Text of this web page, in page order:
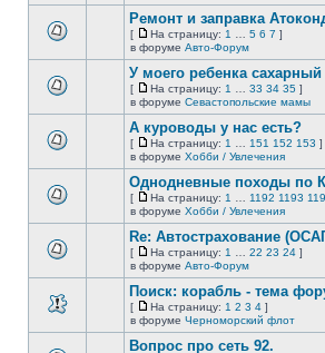
непрочитанных
сообщений.
непрочитанных
сообщений.
этой
непрочитанных
Ремонт и заправка
[
На
страницу
На страницу: 1 5 6 7 ]
в форуме Авто-Форум
этой
непрочитанных
сообщений.
У моего ребенка сахарный
[
На
страницу
На страницу: 1 33 34 35 ]
в форуме Севастопольские мамы
этой
непрочитанных
сообщений.
А куроводы у нас есть?
[
На
страницу
На страницу: 1 151 152 153 ]
в форуме Хобби / Увлечения
этой
непрочитанных
сообщений.
Однодневные походы по
[
На
страницу
На страницу: 1 1192 1193
в форуме Хобби / Увлечения
этой
непрочитанных
сообщений.
Re: Автострахование
[
На
страницу
На страницу: 1 22 23 24 ]
в форуме Авто-Форум
этой
Поиск: корабль - тема
[
На
страницу
На страницу: 1 2 3 4 ]
в форуме Черноморский флот
Вопрос про сеть 92.